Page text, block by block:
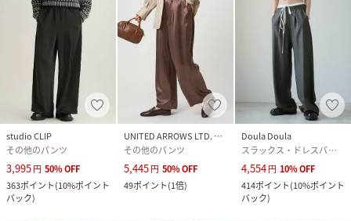
ありますのでご注意ください。
※濡れたまま放置すると、他のものへの色移りや、色泣きす
る場合がありますのでご注意ください。
※照明の関係やパソコン・スマートフォンなどの環境によ
り、色味が多少異なって見える場合があります。商品の色味
は、詳細のアップ画像をご参照ください。
※末永く愛用頂く為に、アテンションタグ・洗濯ネームを必
ずご確認の上、着用又はお取り扱い下さい。
※画像の商品はサンプルです。
実際の商品と仕様、加工、サイズが若干異なる場合がござい
ます。
studio CLIP
その他のパンツ
3,995円 50%OFF
363ポイント(10%ポイント
バック)
UNITED ARROWS LTD. OUTLET
その他のパンツ
5,445円 50%OFF
49ポイント(1倍)
Doula Doula
スラックス・ドレスパンツ
4,554円 10%OFF
414ポイント(10%ポイント
バック)